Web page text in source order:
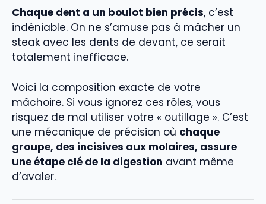
Chaque dent a un boulot bien précis, c’est
indéniable. On ne s’amuse pas à mâcher un
steak avec les dents de devant, ce serait
totalement inefficace.
Voici la composition exacte de votre
mâchoire. Si vous ignorez ces rôles, vous
risquez de mal utiliser votre « outillage ». C’est
une mécanique de précision où chaque
groupe, des incisives aux molaires, assure
une étape clé de la digestion avant même
d’avaler.